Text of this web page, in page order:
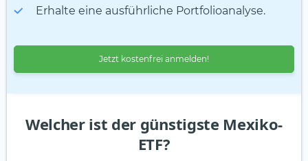
Erhalte eine ausführliche Portfolioanalyse.
Jetzt kostenfrei anmelden!
Welcher ist der günstigste Mexiko-
ETF?